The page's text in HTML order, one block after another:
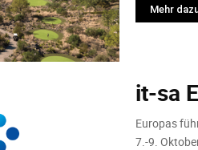
Mehr
it-sa
Europas
7.-9.